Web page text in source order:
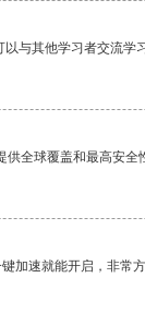
与其他学习者交流学
全球覆盖和最高安全
加速就能开启，非常方